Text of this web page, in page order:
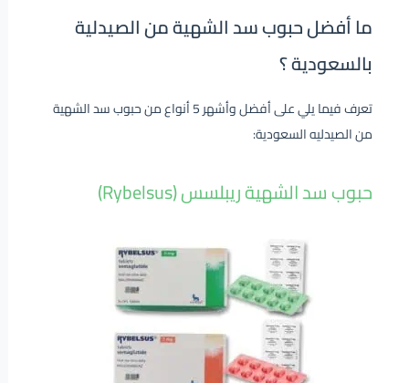
ما أفضل حبوب سد الشهية من الصيدلية
بالسعودية ؟
تعرف فيما يلي على أفضل وأشهر 5 أنواع من حبوب سد الشهية
من الصيدليه السعودية:
حبوب سد الشهية ريبلسس (Rybelsus)